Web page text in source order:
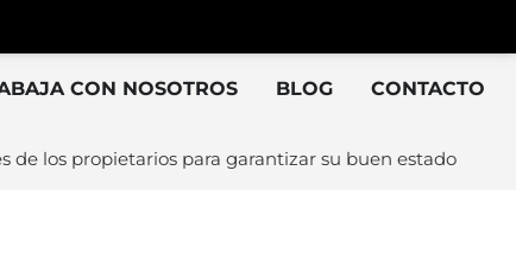
CON NOSOTROS BLOG CONTACTO
de los propietarios para garantizar su buen estado